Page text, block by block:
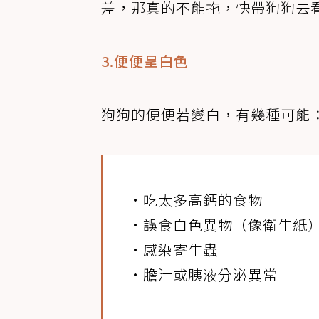
差，那真的不能拖，快帶狗狗去
3.便便呈白色
狗狗的便便若變白，有幾種可能：
•吃太多高鈣的食物
•誤食白色異物（像衛生紙）
•感染寄生蟲
•膽汁或胰液分泌異常